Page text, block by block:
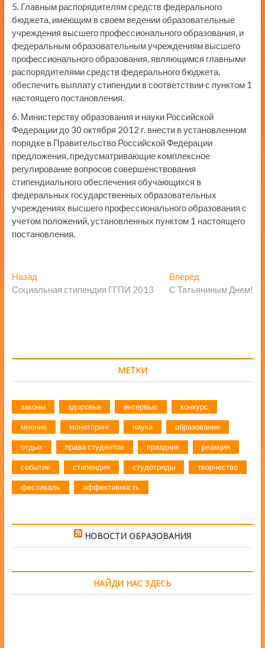
5. Главным распорядителям средств федерального
бюджета, имеющим в своем ведении образовательные
учреждения высшего профессионального образования, и
федеральным образовательным учреждениям высшего
профессионального образования, являющимся главными
распорядителями средств федерального бюджета,
обеспечить выплату стипендии в соответствии с пунктом 1
настоящего постановления.
6. Министерству образования и науки Российской
Федерации до 30 октября 2012 г. внести в установленном
порядке в Правительство Российской Федерации
предложения, предусматривающие комплексное
регулирование вопросов совершенствования
стипендиального обеспечения обучающихся в
федеральных государственных образовательных
учреждениях высшего профессионального образования с
учетом положений, установленных пунктом 1 настоящего
постановления.
Навигация
по
НазадПредыдущая
запись:
Социальная стипендия ГГПИ 2013
Вперёд
запись:
С Татьяниным Днем!
МЕТКИ
законы здоровье интервью конкурс
мнение мониторинг наука образование
отдых права студентов праздник реакция
событие стипендия студотряды творчество
фестиваль эффективность
НОВОСТИ ОБРАЗОВАНИЯ
НАЙДИ НАС ЗДЕСЬ